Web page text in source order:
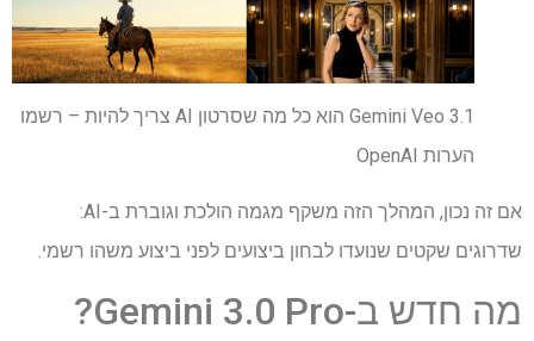
Gemini Veo 3.1 הוא כל מה שסרטון AI צריך להיות – רשמו
הערות OpenAI
אם זה נכון, המהלך הזה משקף מגמה הולכת וגוברת ב-AI:
שדרוגים שקטים שנועדו לבחון ביצועים לפני ביצוע משהו רשמי.
מה חדש ב-Gemini 3.0 Pro?